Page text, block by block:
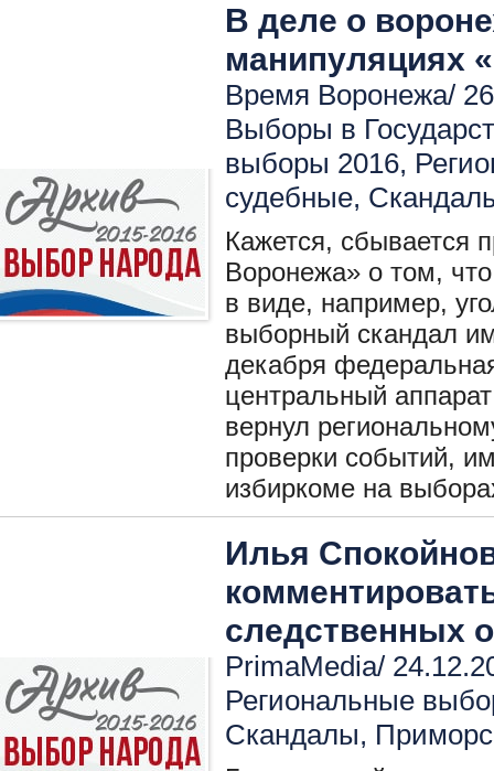
В деле о
манипуляциях
Время Воронежа/
Выборы в
выборы 2016,
судебные,
Кажется, сбывается
Воронежа» о том,
в виде, например,
выборный скандал
декабря
центральный
вернул
проверки событий,
избиркоме на
Илья
следственных
PrimaMedia/
Региональные
Скандалы,